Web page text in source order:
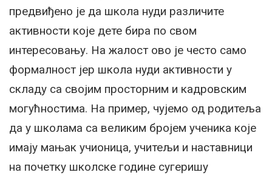
предвиђено је да школа нуди различите
активности које дете бира по свом
интересовању. На жалост ово је често само
формалност јер школа нуди активности у
складу са својим просторним и кадровским
могућностима. На пример, чујемо од родитеља
да у школама са великим бројем ученика које
имају мањак учионица, учитељи и наставници
на почетку школске године сугеришу